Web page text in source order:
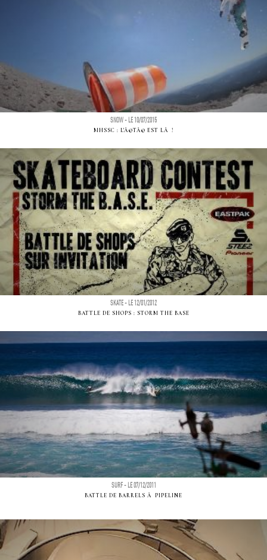
SNOW - LE 10/07/2015
MHSSC : L'Ã©TÃ© EST LÃ !
SKATE - LE 12/01/2012
BATTLE DE SHOPS : STORM THE BASE
SURF - LE 07/12/2011
BATTLE DE BARRELS Ã PIPELINE